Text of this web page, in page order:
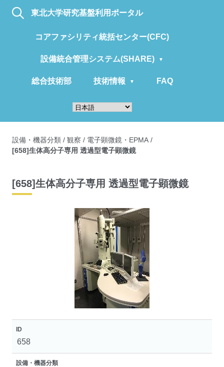
東北大学研究基盤利用ポータル
コアファシリティ統括センター(CFC)
設備統合管理システム(SHARE)
総合技術部 技術情報 FAQ
設備・機器分類 / 観察 / 電子顕微鏡・EPMA /
[658]生体高分子専用 透過型電子顕微鏡
[658]生体高分子専用 透過型電子顕微鏡
ID
658
設備・機器分類